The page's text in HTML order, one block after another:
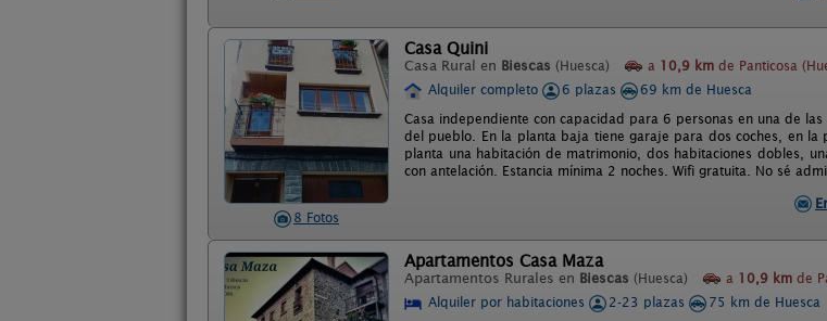
8 Fotos
Casa Quini
Casa Rural en Biescas (Huesca) a 10,9 km de Panticosa
Alquiler completo
6 plazas
69 km de Huesca
Casa independiente con capacidad para 6 personas en una de
del pueblo. En la planta baja tiene garaje para dos coches, en
planta una habitación de matrimonio, dos habitaciones dobles,
con antelación. Estancia mínima 2 noches. Wifi gratuita. No sé
Apartamentos Casa Maza
Apartamentos Rurales en Biescas (Huesca) a 10,9 km de
Alquiler por habitaciones
2-23 plazas
75 km de Huesca